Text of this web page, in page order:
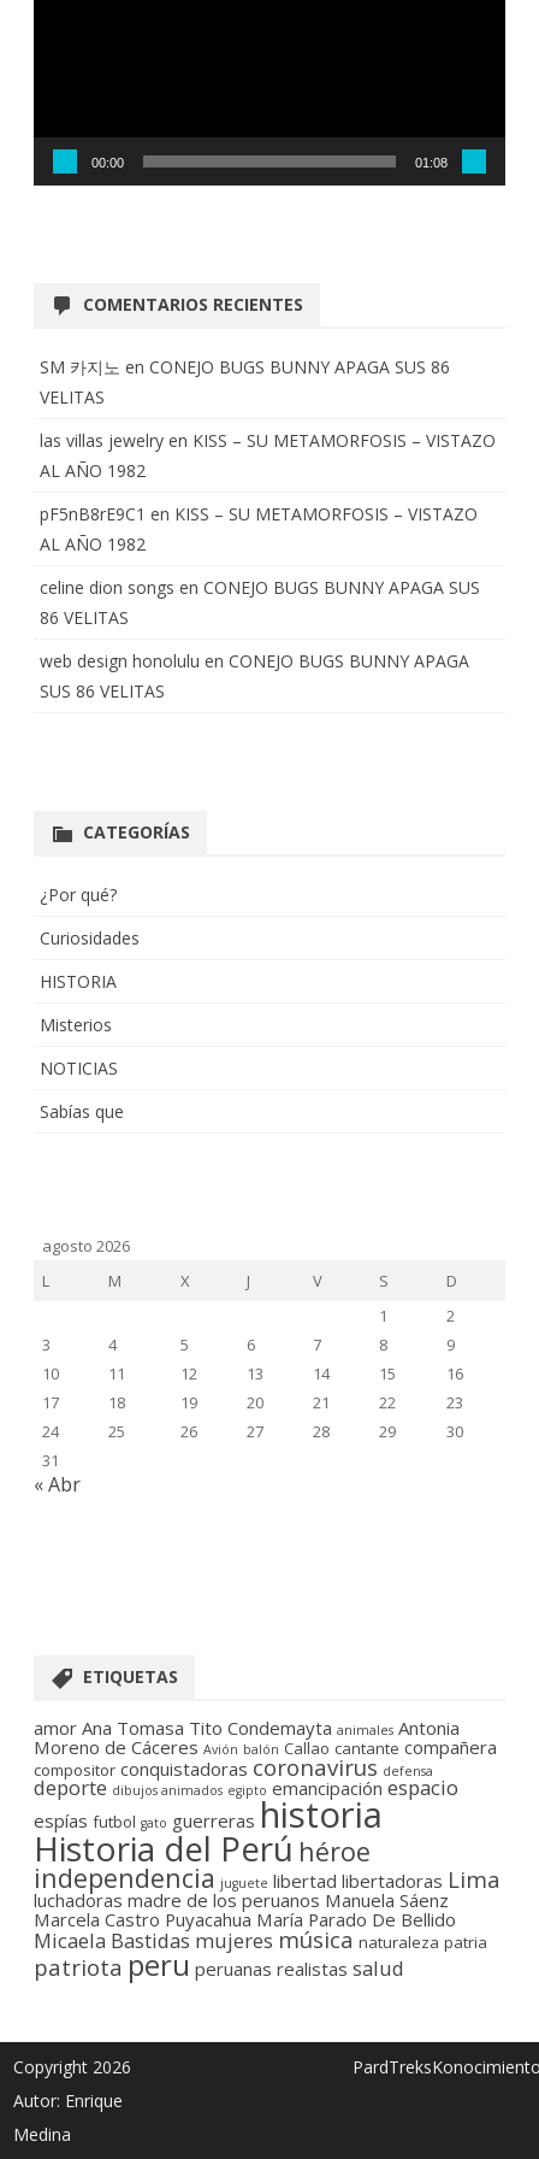
00:00 01:08
COMENTARIOS RECIENTES
SM 카지노 en CONEJO BUGS BUNNY APAGA SUS 86
VELITAS
las villas jewelry en KISS – SU METAMORFOSIS – VISTAZO
AL AÑO 1982
pF5nB8rE9C1 en KISS – SU METAMORFOSIS – VISTAZO
AL AÑO 1982
celine dion songs en CONEJO BUGS BUNNY APAGA SUS
86 VELITAS
web design honolulu en CONEJO BUGS BUNNY APAGA
SUS 86 VELITAS
CATEGORÍAS
¿Por qué?
Curiosidades
HISTORIA
Misterios
NOTICIAS
Sabías que
agosto 2026
L
M X J V S
D
1
2
3
4 5 6 7 8
9
10
11 12 13 14 15
16
17
18 19 20 21 22
23
24
25 26 27 28 29
30
31
« Abr
ETIQUETAS
amor Ana Tomasa Tito Condemayta animales Antonia
Moreno de Cáceres Avión balón Callao cantante compañera
compositor conquistadoras coronavirus defensa
deporte dibujos animados egipto emancipación espacio
espías futbol gato guerreras historia
Historia del Perú héroe
independencia juguete libertad libertadoras Lima
luchadoras madre de los peruanos Manuela Sáenz
Marcela Castro Puyacahua María Parado De Bellido
Micaela Bastidas mujeres música naturaleza patria
patriota peru peruanas realistas salud
Copyright 2026
Autor: Enrique
Medina